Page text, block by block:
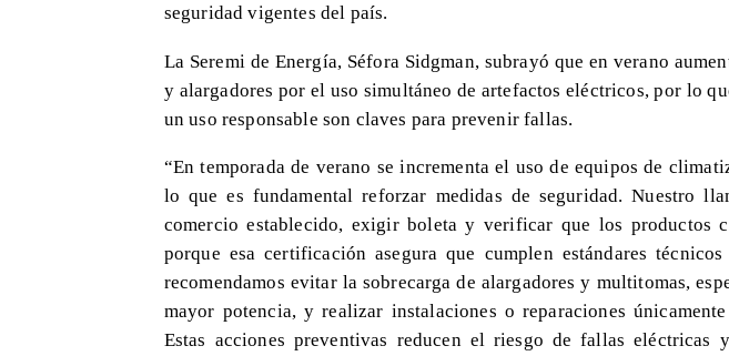
seguridad vigentes del país.
La Seremi de Energía, Séfora Sidgman, subrayó que en verano
y alargadores por el uso simultáneo de artefactos eléctricos, por lo
un uso responsable son claves para prevenir fallas.
“En temporada de verano se incrementa el uso de equipos de
lo que es fundamental reforzar medidas de seguridad. Nuestro
comercio establecido, exigir boleta y verificar que los productos
porque esa certificación asegura que cumplen estándares
recomendamos evitar la sobrecarga de alargadores y multitomas,
mayor potencia, y realizar instalaciones o reparaciones
Estas acciones preventivas reducen el riesgo de fallas eléctricas